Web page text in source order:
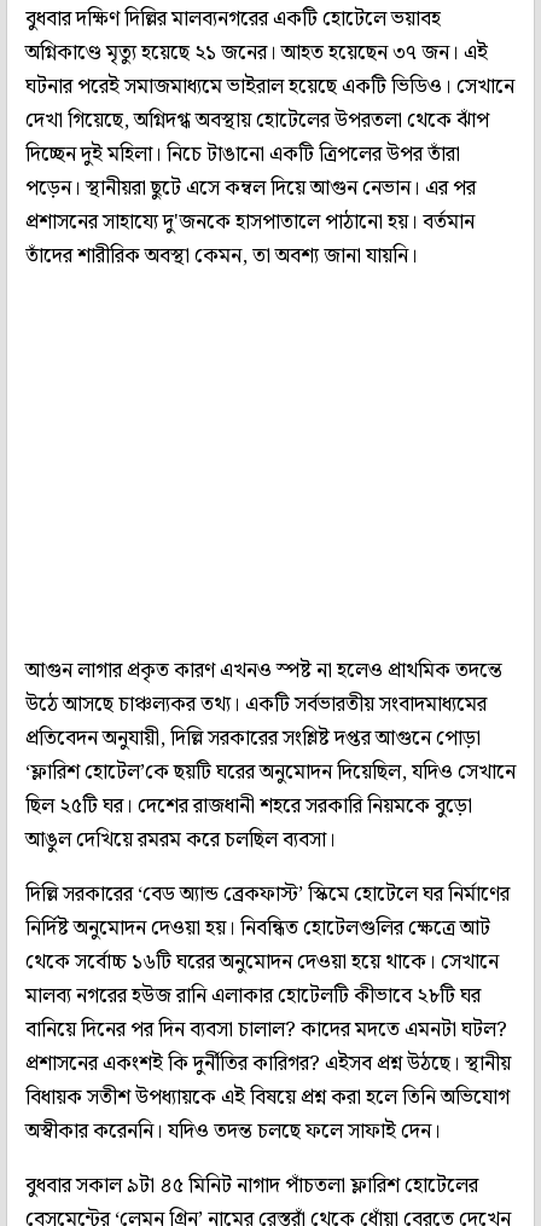
বুধবার দক্ষিণ দিল্লির মালব্যনগরের একটি হোটেলে ভয়াবহ
অগ্নিকাণ্ডে মৃত্যু হয়েছে ২১ জনের। আহত হয়েছেন ৩৭ জন। এই
ঘটনার পরেই সমাজমাধ্যমে ভাইরাল হয়েছে একটি ভিডিও। সেখানে
দেখা গিয়েছে, অগ্নিদগ্ধ অবস্থায় হোটেলের উপরতলা থেকে ঝাঁপ
দিচ্ছেন দুই মহিলা। নিচে টাঙানো একটি ত্রিপলের উপর তাঁরা
পড়েন। স্থানীয়রা ছুটে এসে কম্বল দিয়ে আগুন নেভান। এর পর
প্রশাসনের সাহায্যে দু'জনকে হাসপাতালে পাঠানো হয়। বর্তমান
তাঁদের শারীরিক অবস্থা কেমন, তা অবশ্য জানা যায়নি।
আগুন লাগার প্রকৃত কারণ এখনও স্পষ্ট না হলেও প্রাথমিক তদন্তে
উঠে আসছে চাঞ্চল্যকর তথ্য। একটি সর্বভারতীয় সংবাদমাধ্যমের
প্রতিবেদন অনুযায়ী, দিল্লি সরকারের সংশ্লিষ্ট দপ্তর আগুনে পোড়া
‘ফ্লারিশ হোটেল’কে ছয়টি ঘরের অনুমোদন দিয়েছিল, যদিও সেখানে
ছিল ২৫টি ঘর। দেশের রাজধানী শহরে সরকারি নিয়মকে বুড়ো
আঙুল দেখিয়ে রমরম করে চলছিল ব্যবসা।
দিল্লি সরকারের ‘বেড অ্যান্ড ব্রেকফাস্ট’ স্কিমে হোটেলে ঘর নির্মাণের
নির্দিষ্ট অনুমোদন দেওয়া হয়। নিবন্ধিত হোটেলগুলির ক্ষেত্রে আট
থেকে সর্বোচ্চ ১৬টি ঘরের অনুমোদন দেওয়া হয়ে থাকে। সেখানে
মালব্য নগরের হউজ রানি এলাকার হোটেলটি কীভাবে ২৮টি ঘর
বানিয়ে দিনের পর দিন ব্যবসা চালাল? কাদের মদতে এমনটা ঘটল?
প্রশাসনের একংশই কি দুর্নীতির কারিগর? এইসব প্রশ্ন উঠছে। স্থানীয়
বিধায়ক সতীশ উপধ্যায়কে এই বিষয়ে প্রশ্ন করা হলে তিনি অভিযোগ
অস্বীকার করেননি। যদিও তদন্ত চলছে ফলে সাফাই দেন।
বুধবার সকাল ৯টা ৪৫ মিনিট নাগাদ পাঁচতলা ফ্লারিশ হোটেলের